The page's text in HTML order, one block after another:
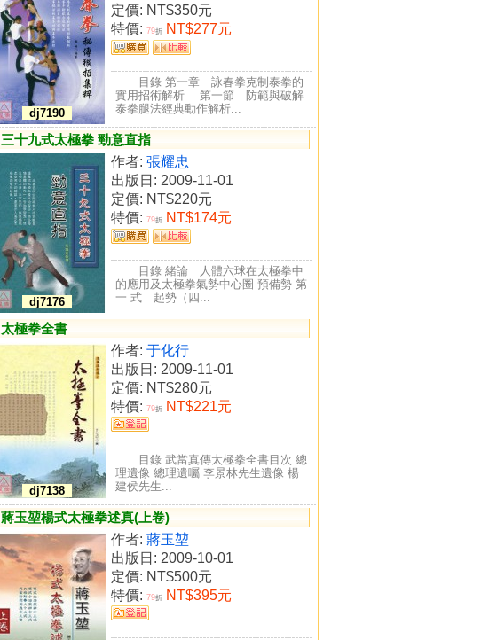
dj7190
定價: NT$350元
特價: 79折 NT$277元
目錄 第一章 詠春拳克制泰拳的
實用招術解析 第一節 防範與破解
泰拳腿法經典動作解析...
三十九式太極拳 勁意直指
dj7176
作者: 張耀忠
出版日: 2009-11-01
定價: NT$220元
特價: 79折 NT$174元
目錄 緒論 人體六球在太極拳中
的應用及太極拳氣勢中心圈 預備勢 第
一 式 起勢（四...
太極拳全書
dj7138
作者: 于化行
出版日: 2009-11-01
定價: NT$280元
特價: 79折 NT$221元
目錄 武當真傳太極拳全書目次 總
理遺像 總理遺囑 李景林先生遺像 楊
建侯先生...
蔣玉堃楊式太極拳述真(上卷)
作者: 蔣玉堃
出版日: 2009-10-01
定價: NT$500元
特價: 79折 NT$395元